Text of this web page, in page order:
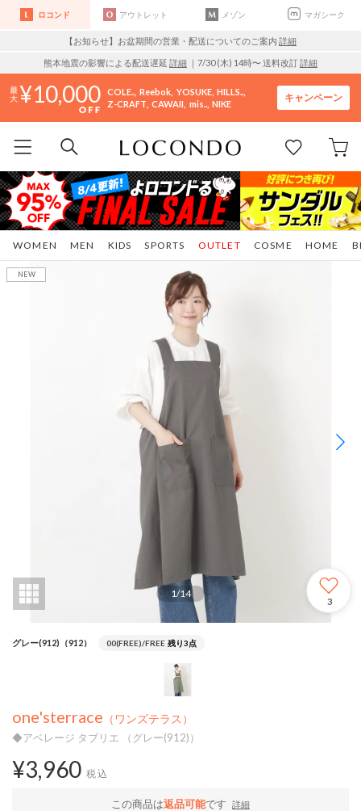
ロコンド アウトレット メゾン マガシーク
【お知らせ】お盆期間の営業・配送についてのご案内 詳細
熊本地震の影響による配送遅延 詳細 ｜7/30 (木) 14時〜 送料改訂詳細
10,000 COLE.. Reebok YOSUKE HILLS..
Z-CRAFT CAWAII mis.. NIKE
キャンペーン
WOMEN MEN KIDS SPORTS COSME HOME
OUTLET
1/14
3
グレー(912)（912） 00(FREE)/FREE 残り3点
one'sterrace （ワンズテラス）
◆アベレージ タブリエ （グレー(912)）
¥3,960 税込
この商品は返品可能です
詳細